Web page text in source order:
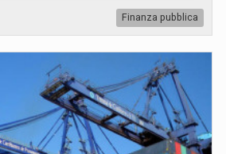
Finanza pubblica